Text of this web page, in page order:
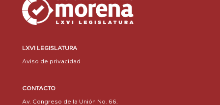
LXVI LEGISLATURA
Aviso de privacidad
CONTACTO
Av. Congreso de la Unión No. 66,